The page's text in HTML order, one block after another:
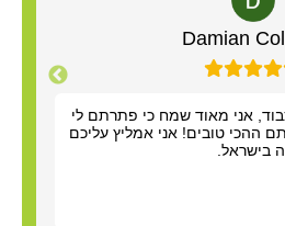
Damian
אני מאוד שמח כי פתרתם לי
ההכי טובים! אני אמליץ עליכם
בישראל.